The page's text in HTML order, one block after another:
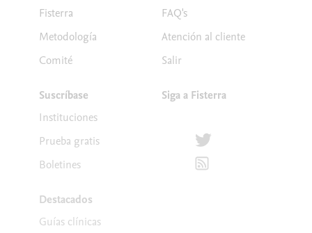
Fisterra
Metodología
Comité
Suscríbase
Instituciones
Prueba gratis
Boletines
Destacados
Guías clínicas
FAQ's
Atención al cliente
Salir
Siga a Fisterra
Síguenos en Twitter
Suscríbete para recibir